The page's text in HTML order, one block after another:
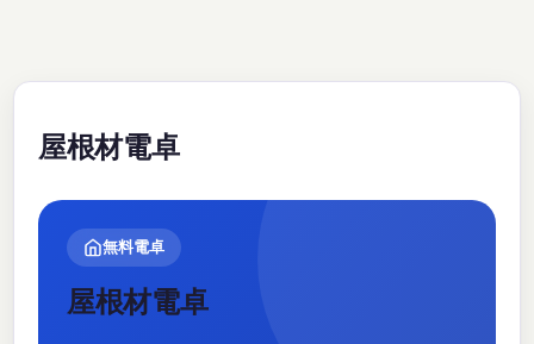
屋根材電卓
無料電卓
屋根材電卓